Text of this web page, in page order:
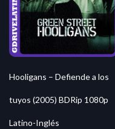
Hooligans – Defiende a los
tuyos (2005) BDRip 1080p
Latino-Inglés